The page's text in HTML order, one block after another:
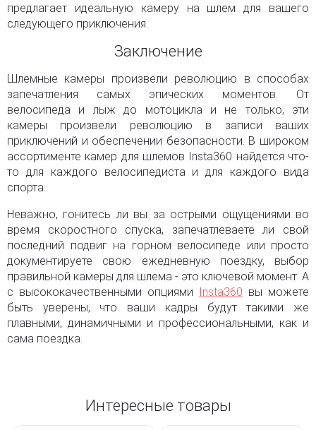
предлагает идеальную камеру на шлем для вашего
следующего приключения.
Заключение
Шлемные камеры произвели революцию в способах
запечатления самых эпических моментов. От
велосипеда и лыж до мотоцикла и не только, эти
камеры произвели революцию в записи ваших
приключений и обеспечении безопасности. В широком
ассортименте камер для шлемов Insta360 найдется что-
то для каждого велосипедиста и для каждого вида
спорта.
Неважно, гонитесь ли вы за острыми ощущениями во
время скоростного спуска, запечатлеваете ли свой
последний подвиг на горном велосипеде или просто
документируете свою ежедневную поездку, выбор
правильной камеры для шлема - это ключевой момент. А
с высококачественными опциями Insta360 вы можете
быть уверены, что ваши кадры будут такими же
плавными, динамичными и профессиональными, как и
сама поездка.
Интересные товары